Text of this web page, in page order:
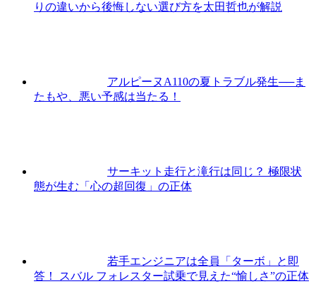
りの違いから後悔しない選び方を太田哲也が解説
アルピーヌA110の夏トラブル発生──ま
たもや、悪い予感は当たる！
サーキット走行と滝行は同じ？ 極限状
態が生む「心の超回復」の正体
若手エンジニアは全員「ターボ」と即
答！ スバル フォレスター試乗で見えた“愉しさ”の正体